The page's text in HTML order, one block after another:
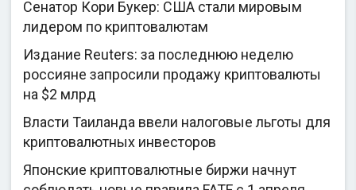
Сенатор Кори Букер: США стали мировым
лидером по криптовалютам
Издание Reuters: за последнюю неделю
россияне запросили продажу криптовалюты
на $2 млрд
Власти Таиланда ввели налоговые льготы для
криптовалютных инвесторов
Японские криптовалютные биржи начнут